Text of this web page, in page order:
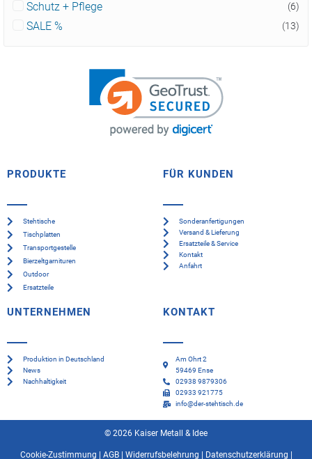
Schutz + Pflege (6)
SALE % (13)
PRODUKTE
Stehtische
Tischplatten
Transportgestelle
Bierzeltgarnituren
Outdoor
Ersatzteile
FÜR KUNDEN
Sonderanfertigungen
Versand & Lieferung
Ersatzteile & Service
Kontakt
Anfahrt
UNTERNEHMEN
Produktion in Deutschland
News
Nachhaltigkeit
KONTAKT
Am Ohrt 2
59469 Ense
02938 9879306
02933 921775
info@der-stehtisch.de
© 2026 Kaiser Metall & Idee
Cookie-Zustimmung AGB| Widerrufsbelehrung Datenschutzerklärung